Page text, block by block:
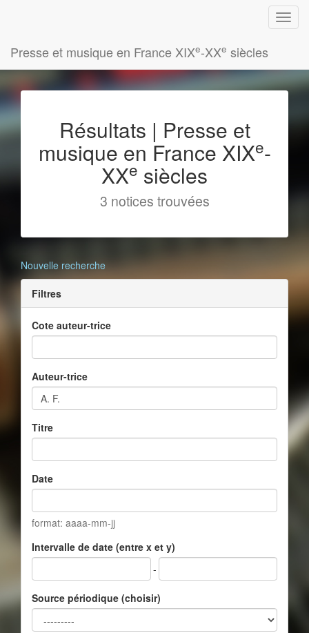
Presse et musique en France XIXe-XXe siècles
Résultats | Presse et
musique en France XIXe-
XXe siècles
3 notices trouvées
Nouvelle recherche
Filtres
Cote auteur-trice
Auteur-trice
Titre
Date
format: aaaa-mm-jj
Intervalle de date (entre x et y)
-
Source périodique (choisir)